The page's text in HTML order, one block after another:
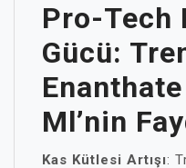
Pro-Tech
Gücü:
Ml’nin
Kas Kütlesi Artışı: